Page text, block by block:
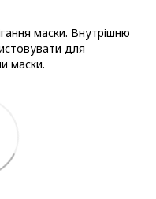
маски. Внутрішню
для
маски.